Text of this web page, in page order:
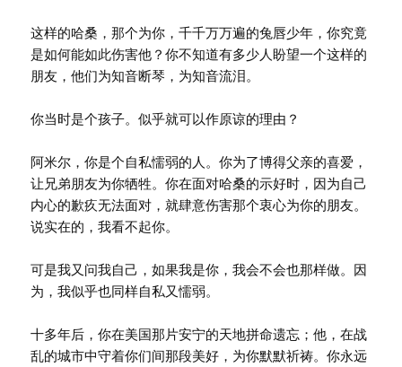
这样的哈桑，那个为你，千千万万遍的兔唇少年，你究竟
是如何能如此伤害他？你不知道有多少人盼望一个这样的
朋友，他们为知音断琴，为知音流泪。
你当时是个孩子。似乎就可以作原谅的理由？
阿米尔，你是个自私懦弱的人。你为了博得父亲的喜爱，
让兄弟朋友为你牺牲。你在面对哈桑的示好时，因为自己
内心的歉疚无法面对，就肆意伤害那个衷心为你的朋友。
说实在的，我看不起你。
可是我又问我自己，如果我是你，我会不会也那样做。因
为，我似乎也同样自私又懦弱。
十多年后，你在美国那片安宁的天地拼命遗忘；他，在战
乱的城市中守着你们间那段美好，为你默默祈祷。你永远